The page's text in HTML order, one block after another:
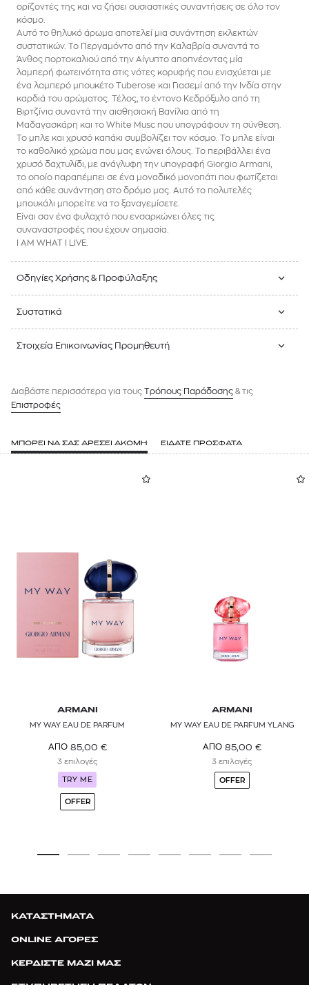
ορίζοντές της και να ζήσει ουσιαστικές συναντήσεις σε όλο τον
κόσμο.
Αυτό το θηλυκό άρωμα αποτελεί μια συνάντηση εκλεκτών
συστατικών. Το Περγαμόντο από την Καλαβρία συναντά το
Άνθος πορτοκαλιού από την Αίγυπτο αποπνέοντας μία
λαμπερή φωτεινότητα στις νότες κορυφής που ενισχύεται με
ένα λαμπερό μπουκέτο Tuberose και Γιασεμί από την Ινδία στην
καρδιά του αρώματος. Τέλος, το έντονο Κεδρόξυλο από τη
Βιρτζίνια συναντά την αισθησιακή Βανίλια από τη
Μαδαγασκάρη και το White Musc που υπογράφουν τη σύνθεση.
Το μπλε και χρυσό καπάκι συμβολίζει τον κόσμο. Το μπλε είναι
το καθολικό χρώμα που μας ενώνει όλους. Το περιβάλλει ένα
χρυσό δαχτυλίδι, με ανάγλυφη την υπογραφή Giorgio Armani,
το οποίο παραπέμπει σε ένα μοναδικό μονοπάτι που φωτίζεται
από κάθε συνάντηση στο δρόμο μας. Αυτό το πολυτελές
μπουκάλι μπορείτε να το ξαναγεμίσετε.
Είναι σαν ένα φυλαχτό που ενσαρκώνει όλες τις
συναναστροφές που έχουν σημασία.
I AM WHAT I LIVE.
Οδηγίες Χρήσης & Προφύλαξης
Συστατικά
Στοιχεία Επικοινωνίας Προμηθευτή
Διαβάστε περισσότερα για τους Tρόπους Παράδοσης & τις
Επιστροφές
ΜΠΟΡΕΙ ΝΑ ΣΑΣ ΑΡΕΣΕΙ ΑΚΟΜΗ ΕΙΔΑΤΕ ΠΡΟΣΦΑΤΑ
ARMANI
MY WAY EAU DE PARFUM
ΑΠΟ 85,00 €
3 επιλογές
TRY ME
OFFER
ARMANI
MY WAY EAU DE PARFUM YLANG
ΑΠΟ 85,00 €
3 επιλογές
OFFER
ΚΑΤΑΣΤΗΜΑΤΑ
ONLINE ΑΓΟΡΕΣ
ΚΕΡΔΙΣΤΕ ΜΑΖΙ ΜΑΣ